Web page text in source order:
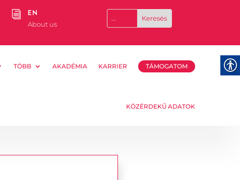
i EN
About us
TÖBB AKADÉMIA KARRIER TÁMOGATOM
KÖZÉRDEKŰ ADATOK